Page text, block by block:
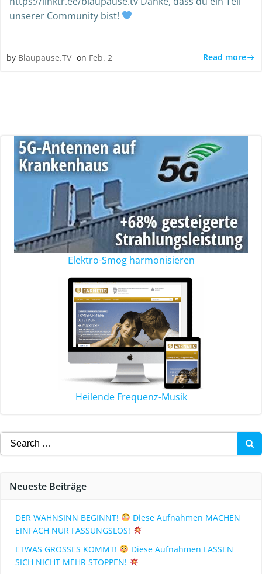
unserer Community bist!
by Blaupause.TV on Feb. 2 Read more
Elektro-Smog harmonisieren
Heilende Frequenz-Musik
Neueste Beiträge
DER WAHNSINN BEGINNT!
Diese Aufnahmen MACHEN
EINFACH NUR FASSUNGSLOS!
ETWAS GROSSES KOMMT!
Diese Aufnahmen LASSEN
SICH NICHT MEHR STOPPEN!